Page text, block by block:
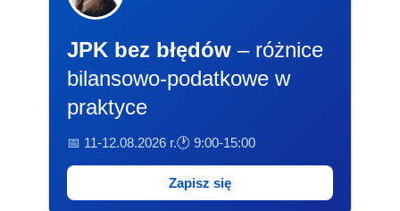
JPK bez błędów – różnice
bilansowo-podatkowe w
praktyce
📅 11-12.08.2026 r.🕐 9:00-15:00
Zapisz się